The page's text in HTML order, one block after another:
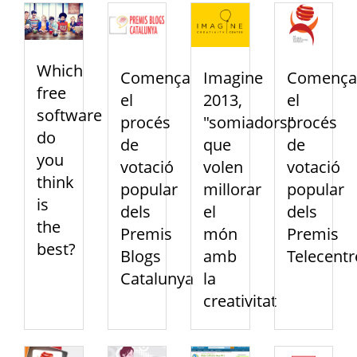
Which
free
software
do
you
think
is
the
best?
Comença
el
procés
de
votació
popular
dels
Premis
Blogs
Catalunya
Imagine
2013,
"somiadors"
que
volen
millorar
el
món
amb
la
creativitat
Comença
el
procés
de
votació
popular
dels
Premis